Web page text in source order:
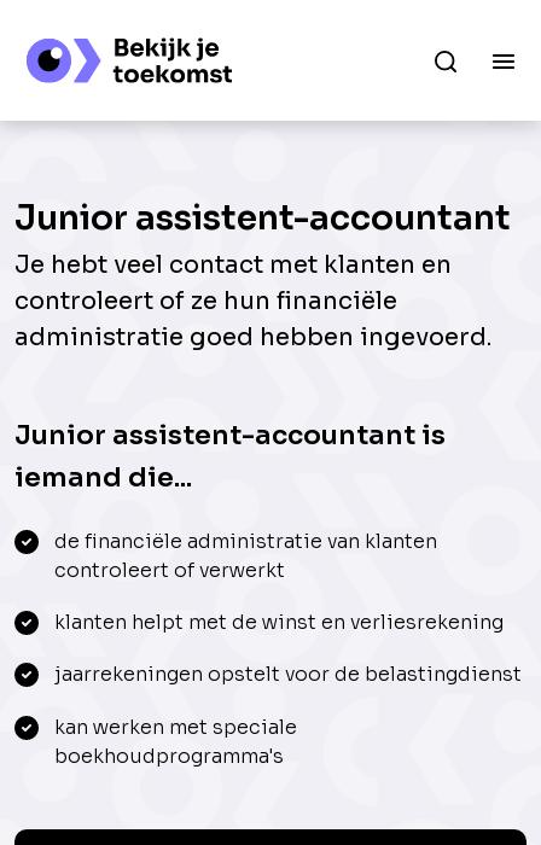
Junior assistent-accountant
Je hebt veel contact met klanten en
controleert of ze hun financiële
administratie goed hebben ingevoerd.
Junior assistent-accountant is
iemand die...
de financiële administratie van klanten
controleert of verwerkt
klanten helpt met de winst en verliesrekening
jaarrekeningen opstelt voor de belastingdienst
kan werken met speciale
boekhoudprogramma's